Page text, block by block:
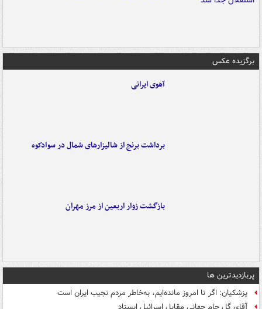
برگزیده عکس
آهوی ایرانی
برداشت برنج از شالیزارهای شمال در سوادکوه
بازگشت زوار اربعین از مرز مهران
پربازدیدترین ها
پزشکیان: اگر تا امروز مانده‌ایم، به‌خاطر مردم نجیب ایران است